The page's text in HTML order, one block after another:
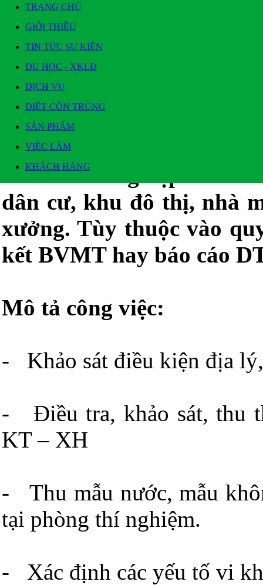
TRANG CHỦ
GIỚI THIỆU
TIN TỨC SỰ KIỆN
DU HỌC - XKLĐ
DỊCH VỤ
DIỆT CÔN TRÙNG
SẢN PHẨM
VIỆC LÀM
KHÁCH HÀNG
TIN TỨC SỰ KIỆN
Quy trình cam kết bảo vệ môi trường
Tin đăng ngày: 19/12/2015 - Xem: 1556
Các doanh nghiệp sản
dân cư, khu đô thị, nhà
xưởng. Tùy thuộc vào
kết BVMT hay báo cáo
Mô tả công việc:
- Khảo sát điều kiện địa
- Điều tra, khảo sát, thu
KT – XH
- Thu mẫu nước, mẫu
tại phòng thí nghiệm.
- Xác định các yếu tố vi